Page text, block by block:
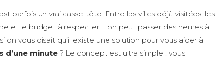
parfois un vrai casse-tête. Entre les villes déjà visitées, les
et le budget à respecter … on peut passer des heures à
on vous disait qu’il existe une solution pour vous aider à
d’une minute ? Le concept est ultra simple : vous